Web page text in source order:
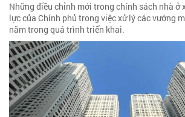
Những điều chỉnh mới trong chính sách nhà ở
lực của Chính phủ trong việc xử lý các vướng
năm trong quá trình triển khai.